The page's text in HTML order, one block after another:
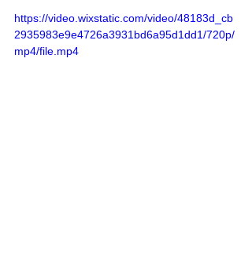
https://video.wixstatic.com/video/48183d_cb
2935983e9e4726a3931bd6a95d1dd1/720p/
mp4/file.mp4